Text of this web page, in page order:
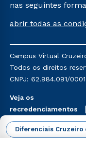
Diferenciais Cruzeiro
nas seguintes
Já para as demais,
mencionadas são
Religioso, Geografia
do Ensino de
abrir todas as
Campus Virtual
Todos os direitos
CNPJ: 62.984.091/
Veja os
recredenciamentos
aqui